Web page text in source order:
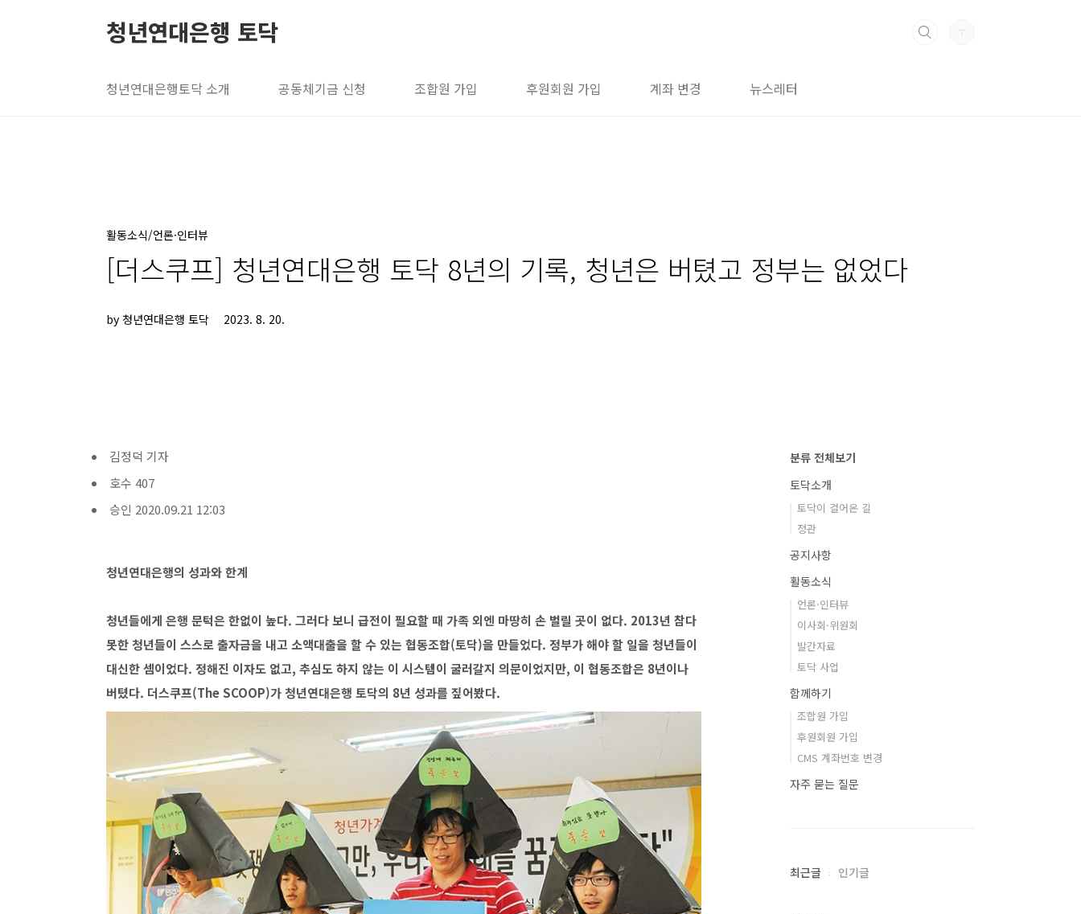
청년연대은행 토닥
청년연대은행토닥 소개 공동체기금 신청 조합원 가입 후원회원 가입 계좌 변경 뉴스레터
활동소식/언론·인터뷰
[더스쿠프] 청년연대은행 토닥 8년의 기록, 청년은 버텼고 정부는 없었다
by 청년연대은행 토닥 2023. 8. 20.
김정덕 기자
호수 407
승인 2020.09.21 12:03
청년연대은행의 성과와 한계
청년들에게 은행 문턱은 한없이 높다. 그러다 보니 급전이 필요할 때 가족 외엔 마땅히 손 벌릴 곳이 없다. 2013년 참다
못한 청년들이 스스로 출자금을 내고 소액대출을 할 수 있는 협동조합(토닥)을 만들었다. 정부가 해야 할 일을 청년들이
대신한 셈이었다. 정해진 이자도 없고, 추심도 하지 않는 이 시스템이 굴러갈지 의문이었지만, 이 협동조합은 8년이나
버텼다. 더스쿠프(The SCOOP)가 청년연대은행 토닥의 8년 성과를 짚어봤다.
분류 전체보기
토닥소개
토닥이 걸어온 길
정관
공지사항
활동소식
언론·인터뷰
이사회·위원회
발간자료
토닥 사업
함께하기
조합원 가입
후원회원 가입
CMS 계좌번호 변경
자주 묻는 질문
최근글 인기글